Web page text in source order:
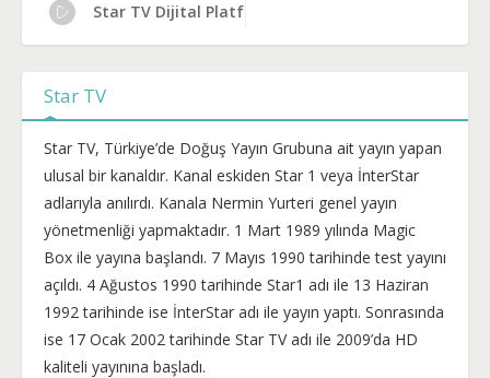
Star TV Dijital Platform Kanal No
Star TV
Star TV, Türkiye’de Doğuş Yayın Grubuna ait yayın yapan
ulusal bir kanaldır. Kanal eskiden Star 1 veya İnterStar
adlarıyla anılırdı. Kanala Nermin Yurteri genel yayın
yönetmenliği yapmaktadır. 1 Mart 1989 yılında Magic
Box ile yayına başlandı. 7 Mayıs 1990 tarihinde test yayını
açıldı. 4 Ağustos 1990 tarihinde Star1 adı ile 13 Haziran
1992 tarihinde ise İnterStar adı ile yayın yaptı. Sonrasında
ise 17 Ocak 2002 tarihinde Star TV adı ile 2009’da HD
kaliteli yayınına başladı.